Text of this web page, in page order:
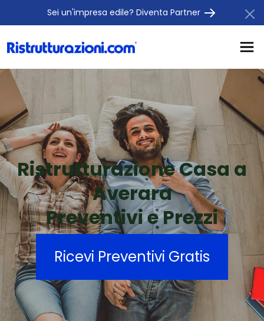
Sei un'impresa edile? Diventa Partner
Ristrutturazione Casa a
Averara
Preventivi e Prezzi
Ricevi Preventivi Gratis